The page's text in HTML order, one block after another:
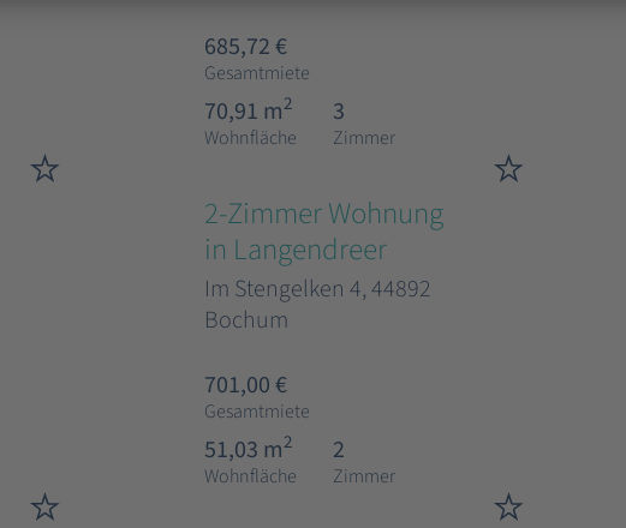
685,72 €
Gesamtmiete
70,91 m2
Wohnfläche
3
Zimmer
2-Zimmer Wohnung
in Langendreer
Im Stengelken 4, 44892
Bochum
701,00 €
Gesamtmiete
51,03 m2
Wohnfläche
2
Zimmer